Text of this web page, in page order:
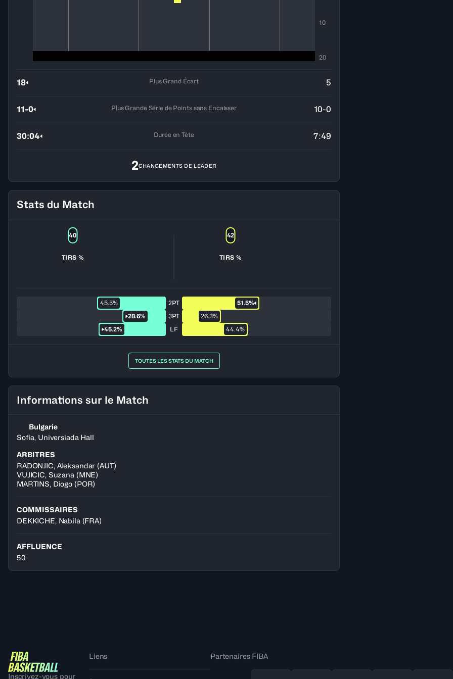
10
20
18 Plus Grand Écart 5
11-0 Plus Grande Série de Points sans Encaisser 10-0
30:04 Durée en Tête 7:49
2CHANGEMENTS DE LEADER
Stats du Match
TIRS %
40
TIRS %
42
45.5% 2PT
51.5%
28.6%
3PT
26.3%
45.2%
LF 44.4%
TOUTES LES STATS DU MATCH
Informations sur le Match
Bulgarie
Sofia, Universiada Hall
ARBITRES
RADONJIC, Aleksandar (AUT)
VUJICIC, Suzana (MNE)
MARTINS, Diogo (POR)
COMMISSAIRES
DEKKICHE, Nabila (FRA)
AFFLUENCE
50
Inscrivez-vous pour
Liens Partenaires FIBA